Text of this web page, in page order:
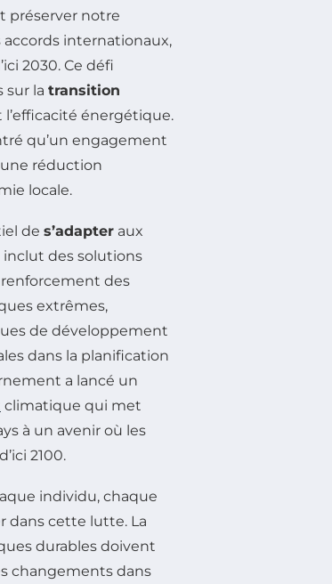
préserver notre
internationaux,
2030. Ce défi
sur la transition
l’efficacité énergétique.
qu’un engagement
réduction
locale.
de s’adapter aux
des solutions
des
extrêmes,
de développement
dans la planification
a lancé un
climatique qui met
à un avenir où les
2100.
individu, chaque
dans cette lutte. La
durables doivent
changements dans